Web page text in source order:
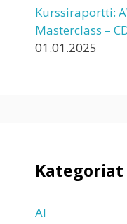
Kurssiraportti:
Masterclass –
01.01.2025
Kategoriat
AI